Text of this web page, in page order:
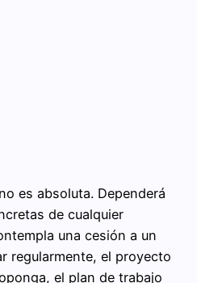
es absoluta. Dependerá
de cualquier
una cesión a un
regularmente, el proyecto
el plan de trabajo